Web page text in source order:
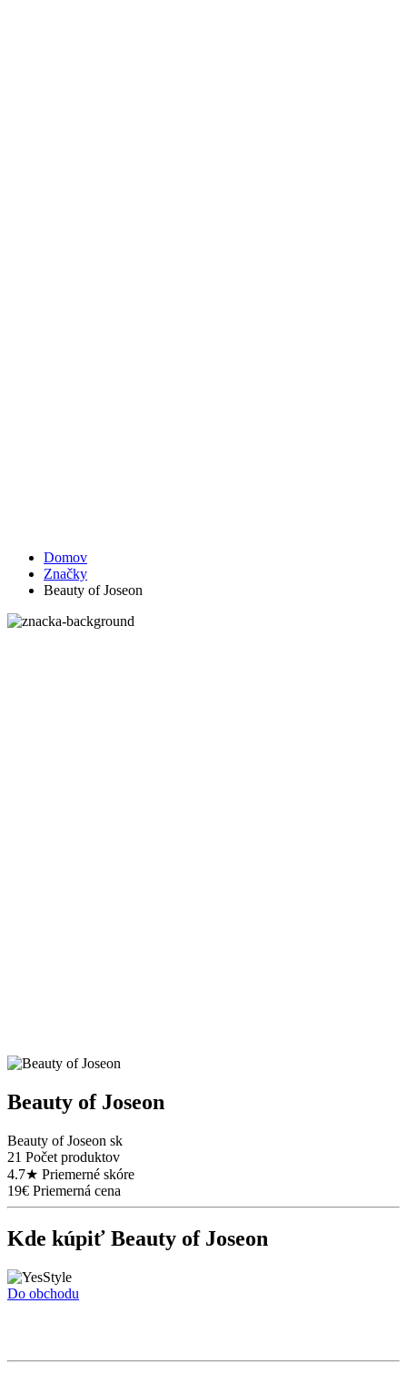
Domov
Značky
Beauty of Joseon
Beauty of Joseon
Beauty of Joseon sk
21 Počet produktov
4.7★ Priemerné skóre
19€ Priemerná cena
Kde kúpiť Beauty of Joseon
Do obchodu